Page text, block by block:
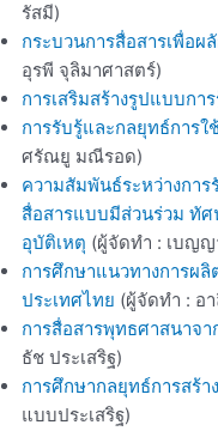
รัสมี)
กระบวนการสื่อสารเพื่
อุรพี จุลิมาศาสตร์)
การเสริมสร้างรูปแบบกา
การรับรู้และกลยุทธ์การ
ศรัณยู มณีรอด)
ความสัมพันธ์ระหว่างกา
สื่อสารแบบมีส่วนร่วม ทัศ
อุบัติเหตุ (ผู้จัดทำ : เบญ
การศึกษาแนวทางการผ
ประเทศไทย (ผู้จัดทำ : อ
การสื่อสารพุทธศาสนาจ
ธัช ประเสริฐ)
การศึกษากลยุทธ์การสร้
แบบประเสริฐ)